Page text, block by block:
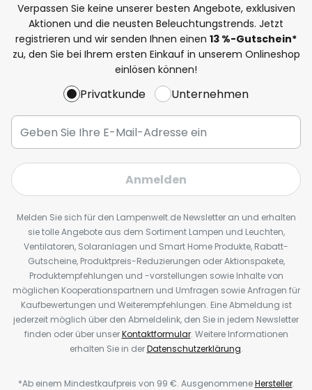
Verpassen Sie keine unserer besten Angebote, exklusiven
Aktionen und die neusten Beleuchtungstrends. Jetzt
registrieren und wir senden Ihnen einen 13 %-Gutschein*
zu, den Sie bei Ihrem ersten Einkauf in unserem Onlineshop
einlösen können!
Privatkunde Unternehmen
Anmelden
Melden Sie sich für den Lampenwelt.de Newsletter an und erhalten
sie tolle Angebote aus dem Sortiment Lampen und Leuchten,
Ventilatoren, Solaranlagen und Smart Home Produkte, Rabatt-
Gutscheine, Produktpreis-Reduzierungen oder Aktionspakete,
Produktempfehlungen und -vorstellungen sowie Inhalte von
möglichen Kooperationspartnern und Umfragen sowie Anfragen für
Kaufbewertungen und Weiterempfehlungen. Eine Abmeldung ist
jederzeit möglich über den Abmeldelink, den Sie in jedem Newsletter
finden oder über unserKontaktformular. Weitere Informationen
erhalten Sie in derDatenschutzerklärung.
*Ab einem Mindestkaufpreis von 99 €. AusgenommeneHersteller.